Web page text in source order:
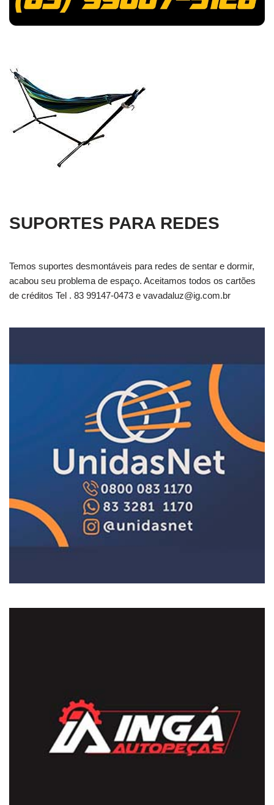
SUPORTES PARA REDES
Temos suportes desmontáveis para redes de sentar e dormir,
acabou seu problema de espaço. Aceitamos todos os cartões
de créditos Tel . 83 99147-0473 e vavadaluz@ig.com.br